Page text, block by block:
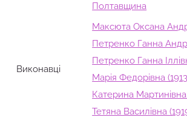
Полтавщина
Виконавці
Максюта Оксана
Петренко Ганна
Петренко Ганна
Марія Федорівна
Катерина Мартинівна
Тетяна Василівна